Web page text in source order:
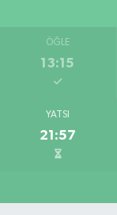
ÖĞLE
13:15
YATSI
21:57